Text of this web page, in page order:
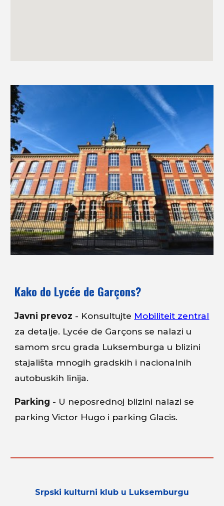
Kako do Lycée de Garçons?
Javni prevoz - Konsultujte Mobiliteit zentral
za detalje. Lycée de Garçons se nalazi u
samom srcu grada Luksemburga u blizini
stajališta mnogih gradskih i nacionalnih
autobuskih linija.
Parking - U neposrednoj blizini nalazi se
parking Victor Hugo i parking Glacis.
Srpski kulturni klub u Luksemburgu